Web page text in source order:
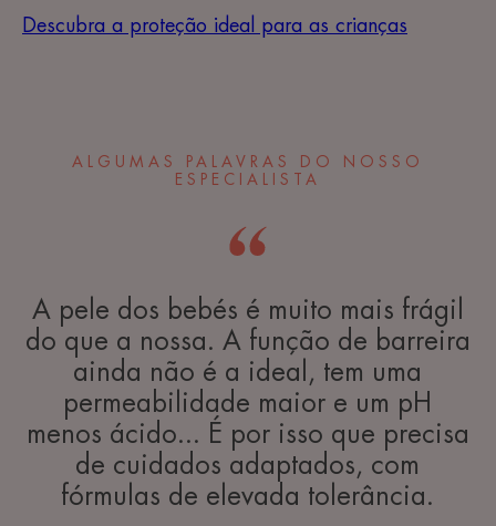
Descubra a proteção ideal para as crianças
ALGUMAS PALAVRAS DO NOSSO
ESPECIALISTA
A pele dos bebés é muito mais frágil
do que a nossa. A função de barreira
ainda não é a ideal, tem uma
permeabilidade maior e um pH
menos ácido... É por isso que precisa
de cuidados adaptados, com
fórmulas de elevada tolerância.